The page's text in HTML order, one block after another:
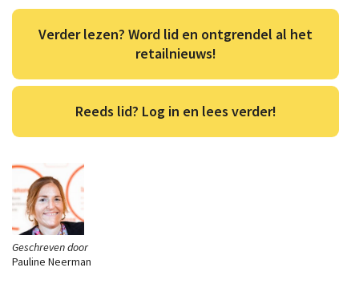
Geschreven door
Pauline Neerman
Verder lezen? Word lid en ontgrendel al het
retailnieuws!
Reeds lid? Log in en lees verder!